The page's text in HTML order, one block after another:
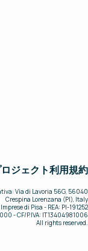
ジェクト利用規約
Via di Lavoria 56G, 56040
Crespina Lorenzana (PI), Italy
di Pisa - REA: PI-191252
- CF/P.IVA: IT13404981006
All rights reserved.